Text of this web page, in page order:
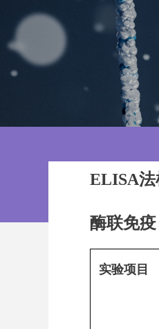
ELISA法
酶联免
实验项目